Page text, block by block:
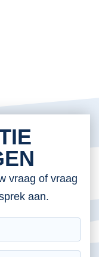
vraag of vraag
aan.